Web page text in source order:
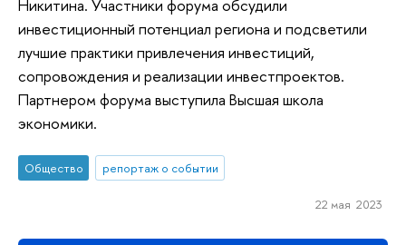
Никитина. Участники форума обсудили
инвестиционный потенциал региона и подсветили
лучшие практики привлечения инвестиций,
сопровождения и реализации инвестпроектов.
Партнером форума выступила Высшая школа
экономики.
Общество репортаж о событии
22 мая 2023